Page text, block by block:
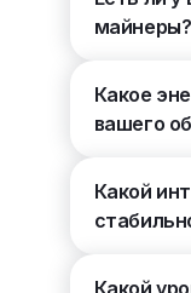
майнеры?
Какое
вашего
Какой
Какой